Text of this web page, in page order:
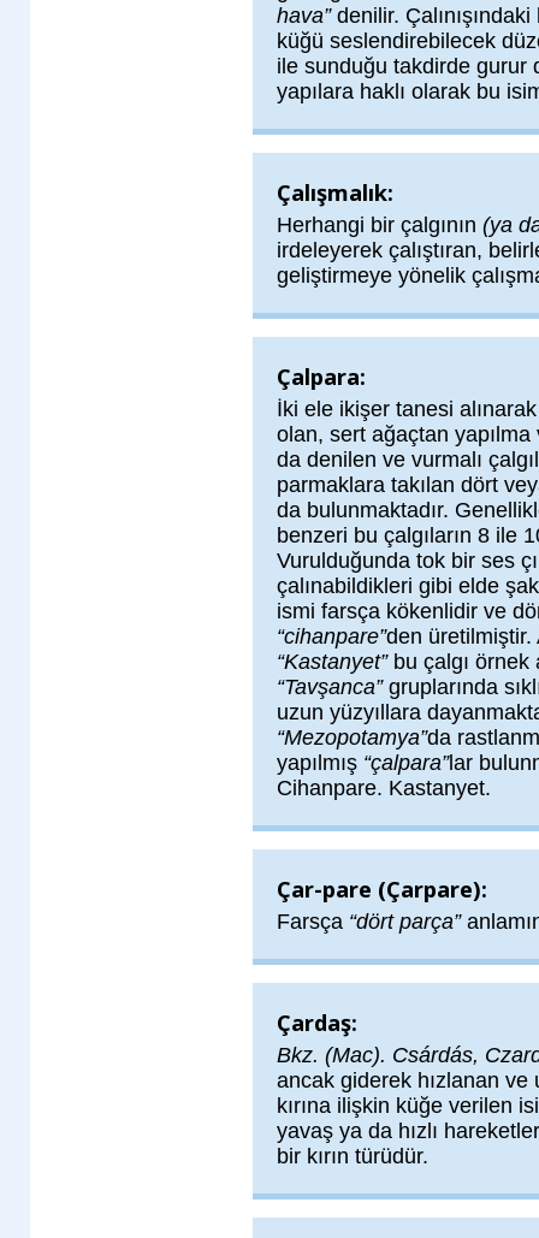
hava”denilir.
küğü seslendirebilecek
ile sunduğu takdirde gurur
yapılara haklı olarak bu
Çalışmalık:
Herhangi bir çalgının (ya
irdeleyerek çalıştıran,
geliştirmeye yönelik
Çalpara:
İki ele ikişer tanesi
olan, sert ağaçtan
da denilen ve vurmalı
parmaklara takılan dört
da bulunmaktadır.
benzeri bu çalgıların 8 ile
Vurulduğunda tok bir ses
çalınabildikleri gibi elde
ismi farsça kökenlidir ve
“cihanpare”den üretilmiştir.
“Kastanyet” bu çalgı
“Tavşanca”gruplarında
uzun yüzyıllara
“Mezopotamya”da
yapılmış “çalpara”lar
Cihanpare. Kastanyet.
Çar-pare (Çarpare):
Farsça “dört parça”
Çardaş:
Bkz. (Mac). Csárdás,
ancak giderek hızlanan ve
kırına ilişkin küğe verilen
yavaş ya da hızlı
bir kırın türüdür.